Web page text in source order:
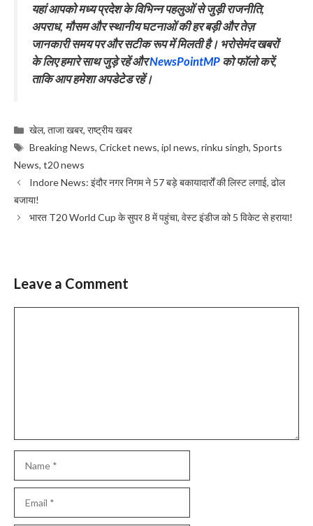
यहां आपको मध्य प्रदेश के विभिन्न पहलुओं से जुड़ी राजनीति,
अपराध, मौसम और स्थानीय घटनाओं की हर बड़ी और तेज़
जानकारी समय पर और सटीक रूप में मिलती है। भरोसेमंद खबरों
के लिए हमारे साथ जुड़े रहें औरNewsPointMPको फॉलो करें,
ताकि आप हमेशा अपडेटेड रहें।
Categories
खेल,ताजा खबर,राष्ट्रीय खबर
Tags
Breaking News,Cricket news,ipl news,rinku singh,Sports
News, t20 news
Indore News: इंदौर नगर निगम ने 57 बड़े बकायादार्रों की लिस्ट लगाई, ढोल
बजाया!
भारत T20 World Cup के सुपर 8 में पहुंचा, वेस्ट इंडीज को 5 विकेट से हराया!
Leave a Comment